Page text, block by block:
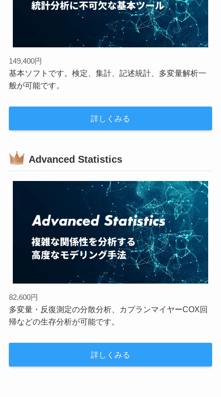
149,400円
基本ソフトです。検定、集計、記述統計、多変量解析一
般が可能です。
詳しくみる
Advanced Statistics
82,600円
多変量・反復測定の分散分析、カプランマイヤーCOX回
帰などの生存分析が可能です。
詳しくみる